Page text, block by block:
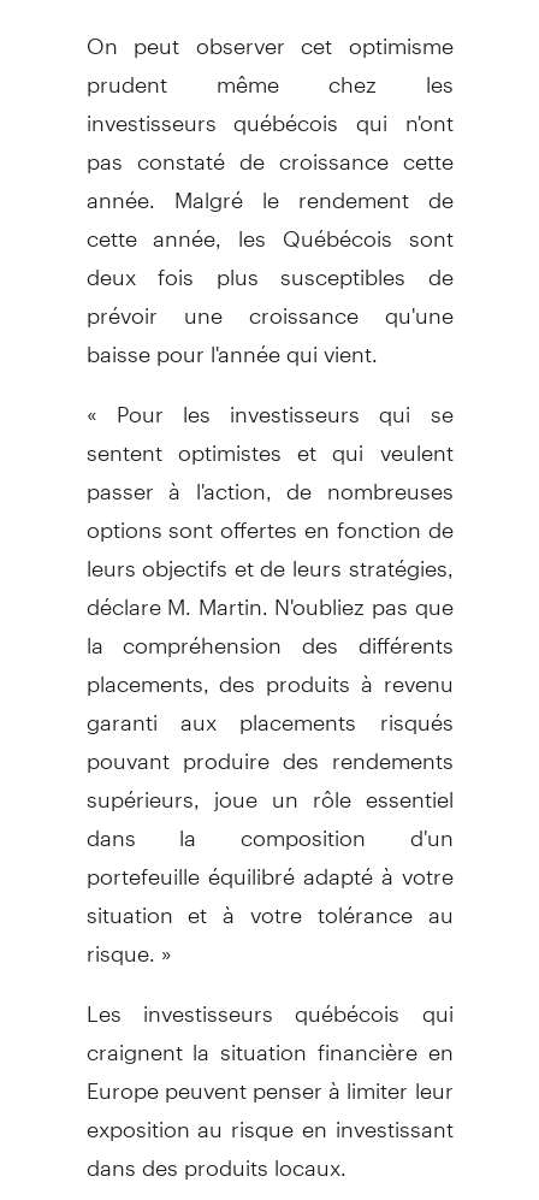
On peut observer cet optimisme
prudent même chez les
investisseurs québécois qui n'ont
pas constaté de croissance cette
année. Malgré le rendement de
cette année, les Québécois sont
deux fois plus susceptibles de
prévoir une croissance qu'une
baisse pour l'année qui vient.
« Pour les investisseurs qui se
sentent optimistes et qui veulent
passer à l'action, de nombreuses
options sont offertes en fonction de
leurs objectifs et de leurs stratégies,
déclare M. Martin. N'oubliez pas que
la compréhension des différents
placements, des produits à revenu
garanti aux placements risqués
pouvant produire des rendements
supérieurs, joue un rôle essentiel
dans la composition d'un
portefeuille équilibré adapté à votre
situation et à votre tolérance au
risque. »
Les investisseurs québécois qui
craignent la situation financière en
Europe peuvent penser à limiter leur
exposition au risque en investissant
dans des produits locaux.